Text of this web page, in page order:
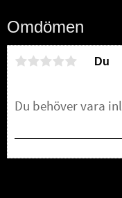
Omdömen
Du